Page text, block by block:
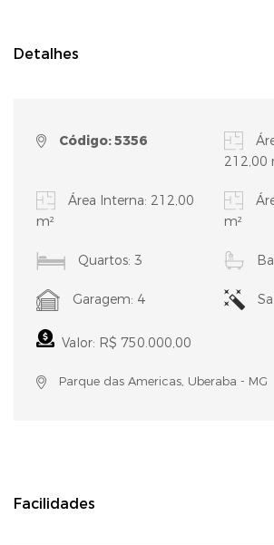
Detalhes
Código: 5356
212,00
Área Interna: 212,00
m²
m²
Quartos: 3
Garagem: 4
Valor: R$ 750.000,00
Parque das Americas, Uberaba - MG
Facilidades